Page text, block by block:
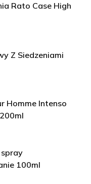
Rato Case High
Z Siedzeniami
Homme Intenso
spray
100ml